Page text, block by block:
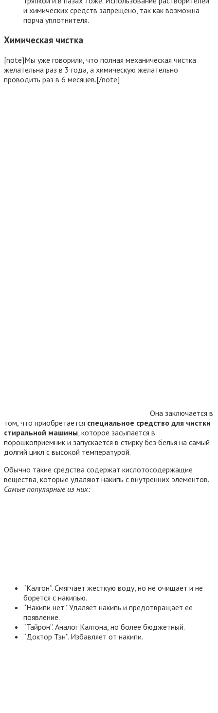
и химических средств запрещено, так как возможна
порча уплотнителя.
Химическая чистка
[note]Мы уже говорили, что полная механическая чистка
желательна раз в 3 года, а химическую желательно
проводить раз в 6 месяцев.[/note]
Она заключается в
том, что приобретается специальное средство для чистки
стиральной машины , которое засыпается в
порошкоприемник и запускается в стирку без белья на самый
долгий цикл с высокой температурой.
Обычно такие средства содержат кислотосодержащие
вещества, которые удаляют накипь с внутренних элементов.
Самые популярные из них:
“Калгон”. Смягчает жесткую воду, но не очищает и не
борется с накипью.
“Накипи нет”. Удаляет накипь и предотвращает ее
появление.
“Тайрон”. Аналог Калгона, но более бюджетный.
“Доктор Тэн”. Избавляет от накипи.